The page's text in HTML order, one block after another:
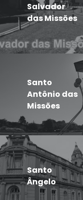
Salvador
das Missões
Santo
Antônio das
Missões
Santo
Ângelo